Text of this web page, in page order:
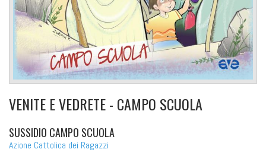
VENITE E VEDRETE - CAMPO SCUOLA
SUSSIDIO CAMPO SCUOLA
Azione Cattolica dei Ragazzi